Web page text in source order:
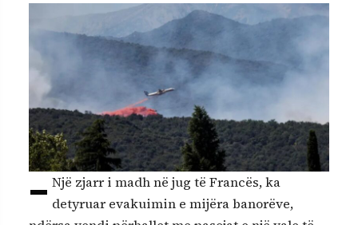
– Një zjarr i madh në jug të Francës, ka
detyruar evakuimin e mijëra banorëve,